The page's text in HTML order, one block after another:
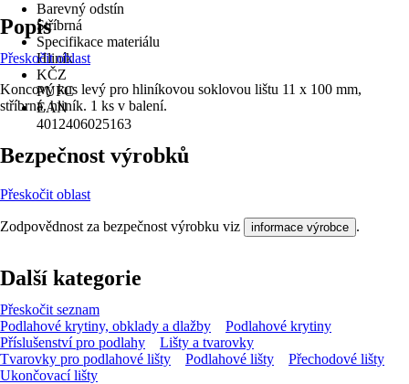
Barevný odstín
Stříbrná
Specifikace materiálu
Hliník
KČZ
PUFC
EAN
4012406025163
Popis
Přeskočit oblast
Koncový kus levý pro hliníkovou soklovou lištu 11 x 100 mm,
stříbrná. hliník. 1 ks v balení.
Bezpečnost výrobků
Přeskočit oblast
Zodpovědnost za bezpečnost výrobku viz informace výrobce .
Další kategorie
Přeskočit seznam
Podlahové krytiny, obklady a dlažby
Podlahové krytiny
Příslušenství pro podlahy
Lišty a tvarovky
Tvarovky pro podlahové lišty
Podlahové lišty
Přechodové lišty
Ukončovací lišty